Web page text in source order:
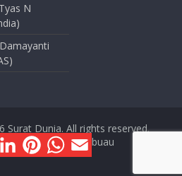
N
Surat Dunia. All rights reserved.
Kusmana Massabuau
T
w
L
n
P
n
W
h
a
E
m